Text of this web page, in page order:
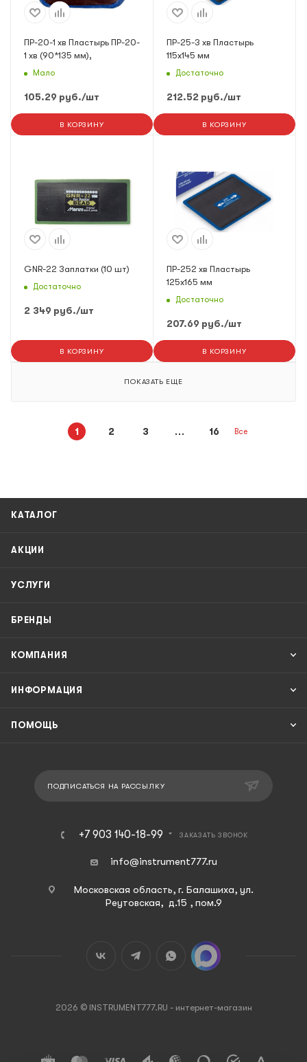
ПР-20-1 хв Пластырь ПР-20-
1 хв (90*135 мм),
Мало
105.29 руб./шт
В КОРЗИНУ
ПР-25-3 хв Пластырь
115х145 мм
Достаточно
212.52 руб./шт
В КОРЗИНУ
GNR-22 Заплатки (10 шт)
Достаточно
2 349 руб./шт
В КОРЗИНУ
ПР-252 хв Пластырь
125х165 мм
Достаточно
207.69 руб./шт
В КОРЗИНУ
ПОКАЗАТЬ ЕЩЕ
1 2 3 16 Все
КАТАЛОГ
АКЦИИ
УСЛУГИ
БРЕНДЫ
КОМПАНИЯ
ИНФОРМАЦИЯ
ПОМОЩЬ
ПОДПИСАТЬСЯ НА РАССЫЛКУ
+7 903 140-18-99 ЗАКАЗАТЬ ЗВОНОК
info@instrument777.ru
Московская область, г. Балашиха, ул.
Реутовская, д.15 , пом.9
2026 © INSTRUMENT777.RU - интернет-магазин